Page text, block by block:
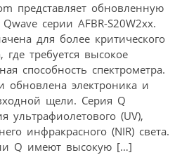
представляет обновленную
серии AFBR-S20W2xx.
для более критического
где требуется высокое
способность спектрометра.
обновлена электроника и
щели. Серия Q
ультрафиолетового (UV),
инфракрасного (NIR) света.
Q имеют высокую […]